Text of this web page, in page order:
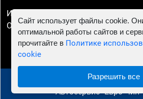
ИП Смирнов Георгий Павлович.
ОГРНИП 324470400032610
© 2010 - 2026 Чип тюнинг в
Автосервис "Евро Чип
Сайт использует файлы cookie.
оптимальной работы сайтов и
прочитайте в Политике
cookie
Разрешить все